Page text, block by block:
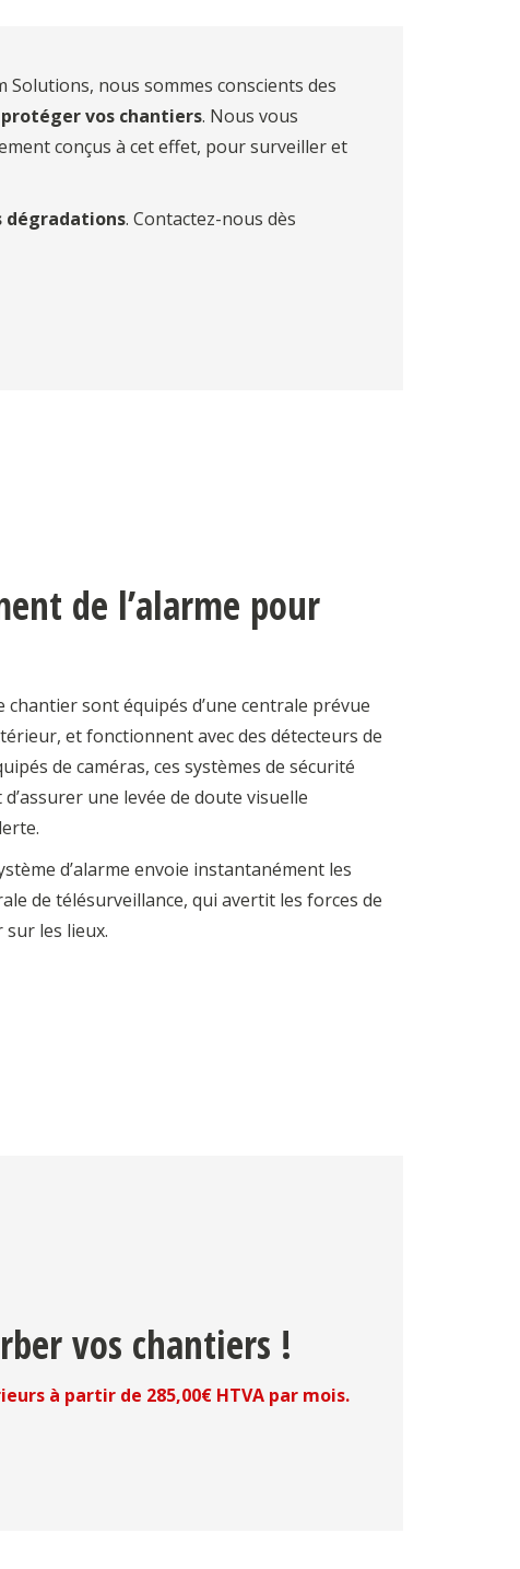
nous sommes conscients des
vos chantiers. Nous vous
conçus à cet effet, pour surveiller et
dégradations. Contactez-nous dès
de l’alarme pour
chantier sont équipés d’une centrale prévue
et fonctionnent avec des détecteurs de
de caméras, ces systèmes de sécurité
une levée de doute visuelle
d’alarme envoie instantanément les
de télésurveillance, qui avertit les forces de
sur les lieux.
vos chantiers !
à partir de 285,00€ HTVA par mois.